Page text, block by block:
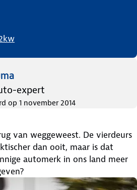
expert
op 1 november 2014
van weggeweest. De vierdeurs
dan ooit, maar is dat
automerk in ons land meer